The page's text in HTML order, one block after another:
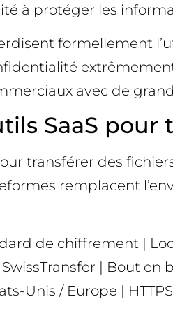
à protéger les
formellement
avec de
SaaS
transférer des
remplacent
de chiffrement |
| Bout
Unis / Europe |